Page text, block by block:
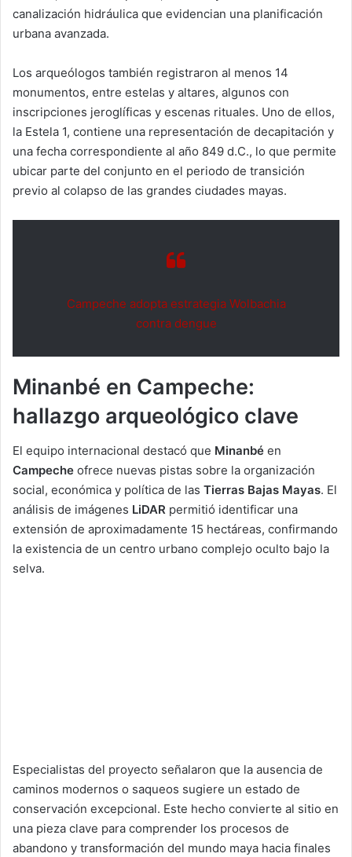
canalización hidráulica que evidencian una planificación
urbana avanzada.
Los arqueólogos también registraron al menos 14
monumentos, entre estelas y altares, algunos con
inscripciones jeroglíficas y escenas rituales. Uno de ellos,
la Estela 1, contiene una representación de decapitación y
una fecha correspondiente al año 849 d.C., lo que permite
ubicar parte del conjunto en el periodo de transición
previo al colapso de las grandes ciudades mayas.
Campeche adopta estrategia Wolbachia
contra dengue
Minanbé en Campeche:
hallazgo arqueológico clave
El equipo internacional destacó que Minanbé en
Campeche ofrece nuevas pistas sobre la organización
social, económica y política de las Tierras Bajas Mayas. El
análisis de imágenes LiDAR permitió identificar una
extensión de aproximadamente 15 hectáreas, confirmando
la existencia de un centro urbano complejo oculto bajo la
selva.
Especialistas del proyecto señalaron que la ausencia de
caminos modernos o saqueos sugiere un estado de
conservación excepcional. Este hecho convierte al sitio en
una pieza clave para comprender los procesos de
abandono y transformación del mundo maya hacia finales